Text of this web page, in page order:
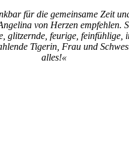
für die gemeinsame Zeit
von Herzen empfehlen.
glitzernde, feurige, feinfühlige,
Tigerin, Frau und
alles!«